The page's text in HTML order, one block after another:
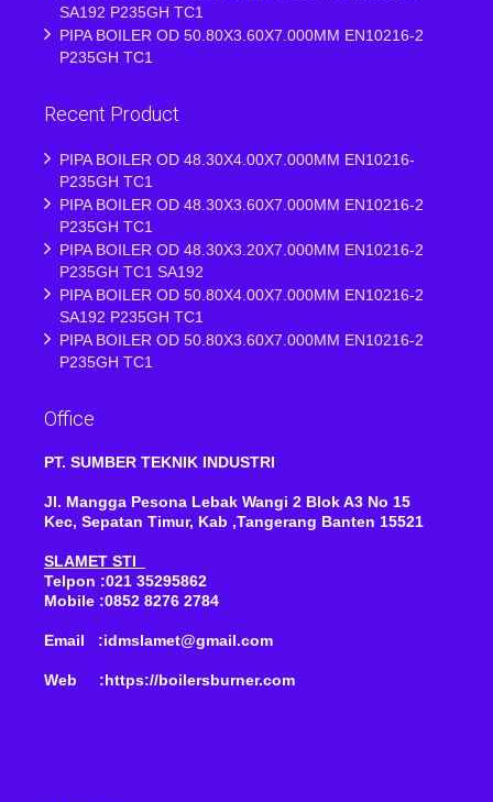
SA192 P235GH TC1
PIPA BOILER OD 50.80X3.60X7.000MM EN10216-2
P235GH TC1
Recent Product
PIPA BOILER OD 48.30X4.00X7.000MM EN10216-
P235GH TC1
PIPA BOILER OD 48.30X3.60X7.000MM EN10216-2
P235GH TC1
PIPA BOILER OD 48.30X3.20X7.000MM EN10216-2
P235GH TC1 SA192
PIPA BOILER OD 50.80X4.00X7.000MM EN10216-2
SA192 P235GH TC1
PIPA BOILER OD 50.80X3.60X7.000MM EN10216-2
P235GH TC1
Office
PT. SUMBER TEKNIK INDUSTRI
Jl. Mangga Pesona Lebak Wangi 2 Blok A3 No 15
Kec, Sepatan Timur, Kab ,Tangerang Banten 15521
SLAMET STI
Telpon :021 35295862
Mobile :0852 8276 2784
Email :idmslamet@gmail.com
Web :https://boilersburner.com